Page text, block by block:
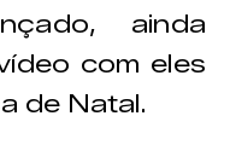
ainda
com eles
de Natal.